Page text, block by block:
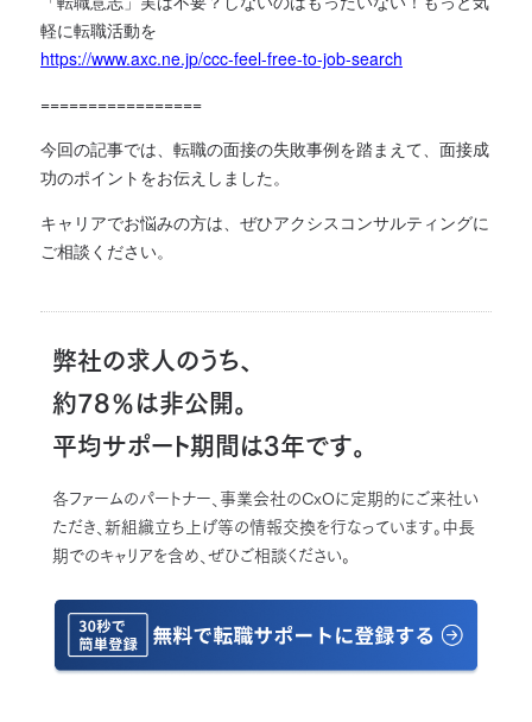
軽に転職活動を
https://www.axc.ne.jp/ccc-feel-free-to-job-search
=================
今回の記事では、転職の面接の失敗事例を踏まえて、面接成
功のポイントをお伝えしました。
キャリアでお悩みの方は、ぜひアクシスコンサルティングに
ご相談ください。
弊社の求人のうち、
約78％は非公開。
平均サポート期間は3年です。
各ファームのパートナー、事業会社のCxOに定期的にご来社い
ただき、新組織立ち上げ等の情報交換を行なっています。中長
期でのキャリアを含め、ぜひご相談ください。